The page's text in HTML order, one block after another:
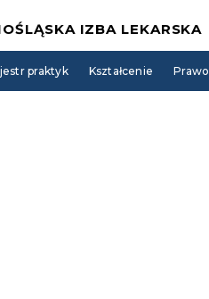
IZBA LEKARSKA
praktyk Kształcenie Prawo